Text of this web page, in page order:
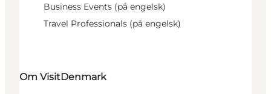
Business Events (på engelsk)
Travel Professionals (på engelsk)
Om VisitDenmark